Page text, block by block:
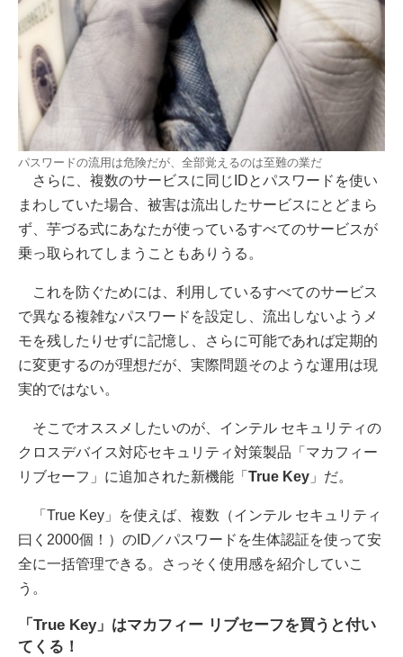
パスワードの流用は危険だが、全部覚えるのは至難の業だ
さらに、複数のサービスに同じIDとパスワードを使い
まわしていた場合、被害は流出したサービスにとどまら
ず、芋づる式にあなたが使っているすべてのサービスが
乗っ取られてしまうこともありうる。
これを防ぐためには、利用しているすべてのサービス
で異なる複雑なパスワードを設定し、流出しないようメ
モを残したりせずに記憶し、さらに可能であれば定期的
に変更するのが理想だが、実際問題そのような運用は現
実的ではない。
そこでオススメしたいのが、インテル セキュリティの
クロスデバイス対応セキュリティ対策製品「マカフィー
リブセーフ」に追加された新機能「 True Key 」だ。
「True Key」を使えば、複数（インテル セキュリティ
曰く2000個！）のID／パスワードを生体認証を使って安
全に一括管理できる。さっそく使用感を紹介していこ
う。
「True Key」はマカフィー リブセーフを買うと付い
てくる！